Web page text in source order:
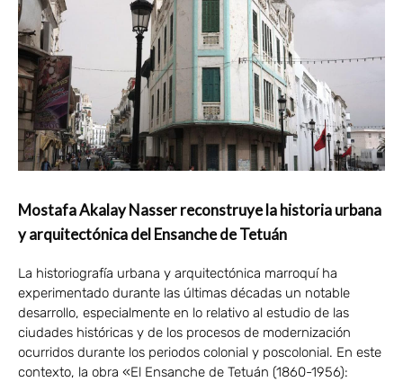
Mostafa Akalay Nasser reconstruye la historia urbana
y arquitectónica del Ensanche de Tetuán
La historiografía urbana y arquitectónica marroquí ha
experimentado durante las últimas décadas un notable
desarrollo, especialmente en lo relativo al estudio de las
ciudades históricas y de los procesos de modernización
ocurridos durante los periodos colonial y poscolonial. En este
contexto, la obra «El Ensanche de Tetuán (1860-1956):